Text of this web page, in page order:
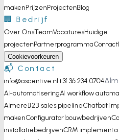
makenPrijzenProjectenBlog
🏢 Bedrijf
Over OnsTeamVacaturesHuidige
projectenPartnerprogrammaContact
Cookievoorkeuren
📬 Contact
info@ascentive.nl+31 36 234 0704
AI-automatiseringAI workflow
AlmereB2B sales pipelineChatbot
makenConfigurator bouwbedrijven
installatiebedrijvenCRM